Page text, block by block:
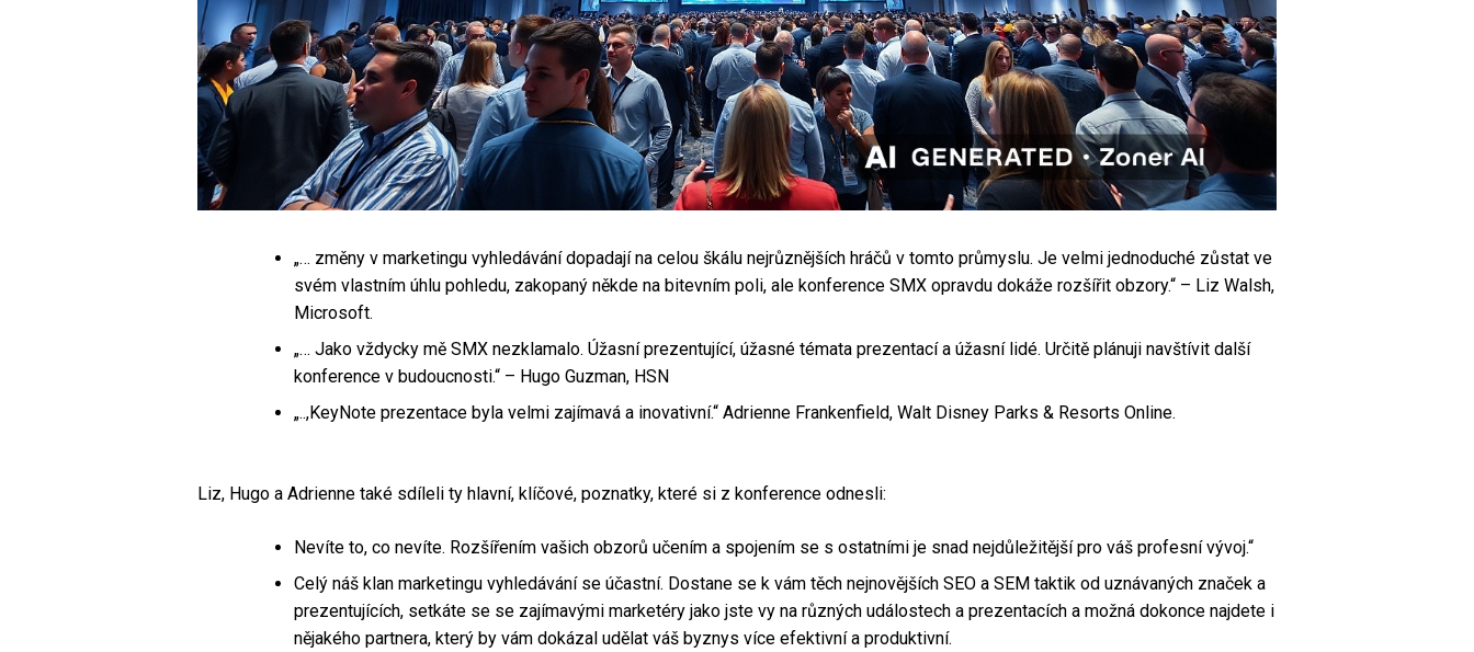
„… změny v marketingu vyhledávání dopadají na celou škálu nejrůznějších hráčů v tomto průmyslu. Je velmi jednoduché zůstat ve
svém vlastním úhlu pohledu, zakopaný někde na bitevním poli, ale konference SMX opravdu dokáže rozšířit obzory.“ – Liz Walsh,
Microsoft.
„… Jako vždycky mě SMX nezklamalo. Úžasní prezentující, úžasné témata prezentací a úžasní lidé. Určitě plánuji navštívit další
konference v budoucnosti.“ – Hugo Guzman, HSN
„..,KeyNote prezentace byla velmi zajímavá a inovativní.“ Adrienne Frankenfield, Walt Disney Parks & Resorts Online.
Liz, Hugo a Adrienne také sdíleli ty hlavní, klíčové, poznatky, které si z konference odnesli:
Nevíte to, co nevíte. Rozšířením vašich obzorů učením a spojením se s ostatními je snad nejdůležitější pro váš profesní vývoj.“
Celý náš klan marketingu vyhledávání se účastní. Dostane se k vám těch nejnovějších SEO a SEM taktik od uznávaných značek a
prezentujících, setkáte se se zajímavými marketéry jako jste vy na různých událostech a prezentacích a možná dokonce najdete i
nějakého partnera, který by vám dokázal udělat váš byznys více efektivní a produktivní.